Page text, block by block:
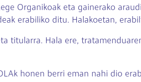
Organikoak eta gainerako
erabiliko ditu. Halakoetan,
titularra. Hala ere,
honen berri eman nahi dio